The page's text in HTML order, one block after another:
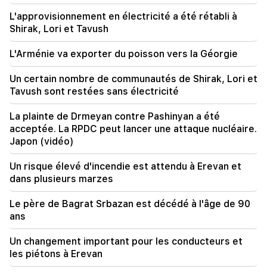
09:13
Aghvan Vardanyan est isolé de la faction.
"Personnes"
09:05
"Publication". Ils ont strictement averti de ne
révéler à personne le montant de la récompense
L'approvisionnement en électricité a été rétabli à
Shirak, Lori et Tavush
L'Arménie va exporter du poisson vers la Géorgie
Un certain nombre de communautés de Shirak, Lori et
Tavush sont restées sans électricité
La plainte de Drmeyan contre Pashinyan a été
acceptée. La RPDC peut lancer une attaque nucléaire.
Japon (vidéo)
Un risque élevé d'incendie est attendu à Erevan et
dans plusieurs marzes
Le père de Bagrat Srbazan est décédé à l'âge de 90
ans
Un changement important pour les conducteurs et
les piétons à Erevan